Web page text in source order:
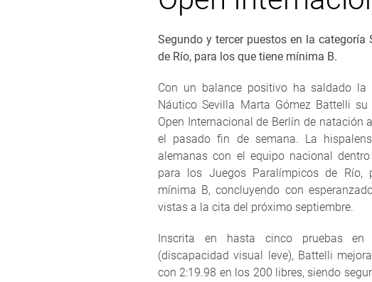
Segundo y tercer puestos en la
de Río, para los que tiene mínima B.
Con un balance positivo ha saldado la
Náutico Sevilla Marta Gómez Battelli
Open Internacional de Berlín de natación
el pasado fin de semana. La
alemanas con el equipo nacional
para los Juegos Paralímpicos de Río,
mínima B, concluyendo con
vistas a la cita del próximo septiembre.
Inscrita en hasta cinco pruebas en
(discapacidad visual leve), Battelli
con 2:19.98 en los 200 libres, siendo